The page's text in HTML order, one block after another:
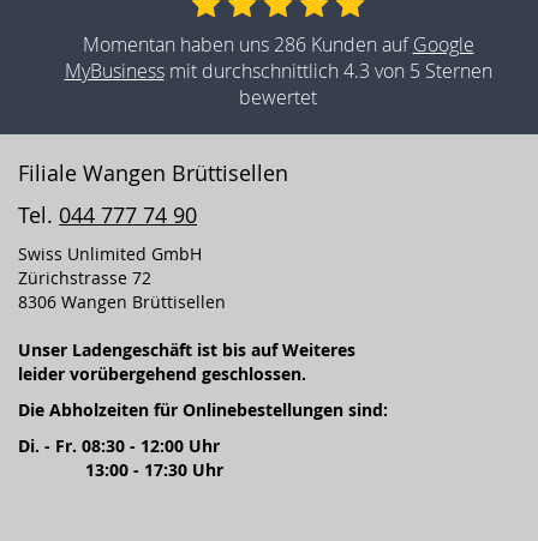
Momentan haben uns 286 Kunden aufGoogle
MyBusinessmit durchschnittlich 4.3 von 5 Sternen
bewertet
Filiale Wangen Brüttisellen
Tel. 044 777 74 90
Swiss Unlimited GmbH
Zürichstrasse 72
8306 Wangen Brüttisellen
Unser Ladengeschäft ist bis auf Weiteres
leider vorübergehend geschlossen.
Die Abholzeiten für Onlinebestellungen sind:
Di. - Fr. 08:30 - 12:00 Uhr
13:00 - 17:30 Uhr